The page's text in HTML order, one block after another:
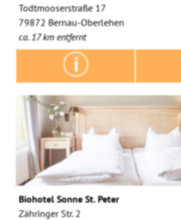
Todtmooserstraße 17
79872 Bernau-Oberlehen
ca. 17 km entfernt
Biohotel Sonne St. Peter
Zähringer Str. 2